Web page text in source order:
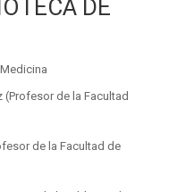
DE
(Profesor de la Facultad
de la Facultad de